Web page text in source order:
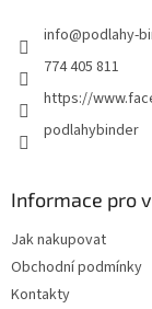
info@podlahy-
774 405 811
https://
podlahybinder
Informace pro
Jak nakupovat
Obchodní podmínky
Kontakty